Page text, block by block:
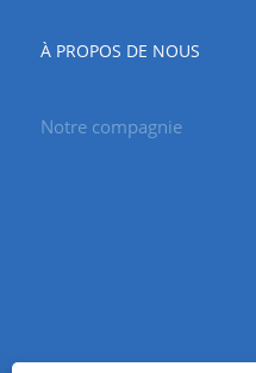
À PROPOS DE NOUS
Notre compagnie